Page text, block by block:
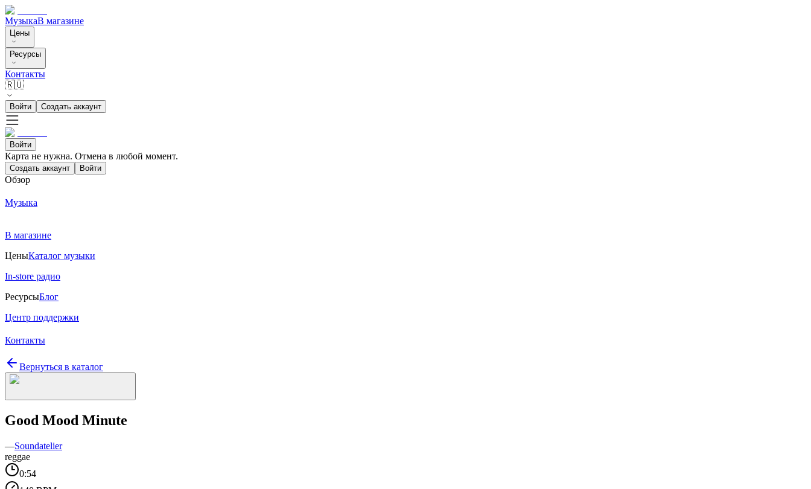
МузыкаВ магазине
Цены
Ресурсы
Контакты
🇷🇺
Войти Создать аккаунт
Войти
Карта не нужна. Отмена в любой момент.
Создать аккаунт Войти
Обзор
Музыка
В магазине
ЦеныКаталог музыки
In-store радио
РесурсыБлог
Центр поддержки
Контакты
Вернуться в каталог
Good Mood Minute
—Soundatelier
reggae
0:54